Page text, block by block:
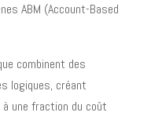
ABM (Account-Based
combinent des
logiques, créant
une fraction du coût